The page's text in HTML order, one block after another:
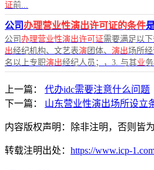
证前...
公司办理营业性演出许可证的条件
公司 办理营业性演出许可证需要满足以下
出经纪机构、文艺表演 团体、 演出场所经
名以上专职演出经纪人员；，3. 与其业
上一篇：
代办idc需要注意什么问题
下一篇：
山东营业性演出场所设立
内容版权声明：除非注明，否则皆
转载注明出处： https://www.icp-